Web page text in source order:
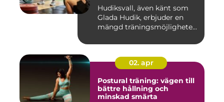
Hudiksvall, även känt som
Glada Hudik, erbjuder en
mängd träningsmöjlighete...
02. apr
Postural träning: vägen till
bättre hållning och
minskad smärta